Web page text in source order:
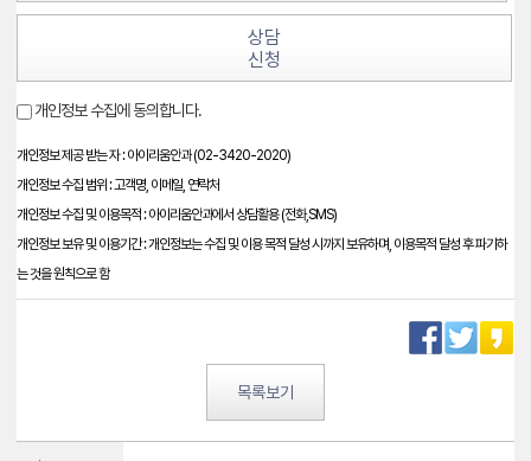
상담
신청
개인정보 수집에 동의합니다.
개인정보 제공 받는 자 : 아이리움안과 (02-3420-2020)
개인정보 수집 범위 : 고객명, 이메일, 연락처
개인정보 수집 및 이용목적 : 아이리움안과에서 상담활용 (전화,SMS)
개인정보 보유 및 이용기간 : 개인정보는 수집 및 이용 목적 달성 시까지 보유하며, 이용목적 달성 후 파기하
는 것을 원칙으로 함
목록보기